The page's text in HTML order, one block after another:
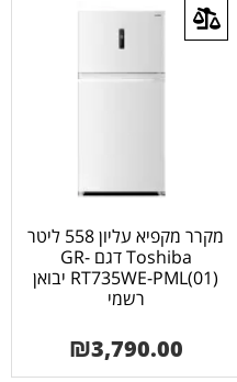
מקרר מקפיא עליון 558 ליטר
Toshiba דגם GR-
RT735WE-PML(01) יבואן
רשמי
₪3,790.00